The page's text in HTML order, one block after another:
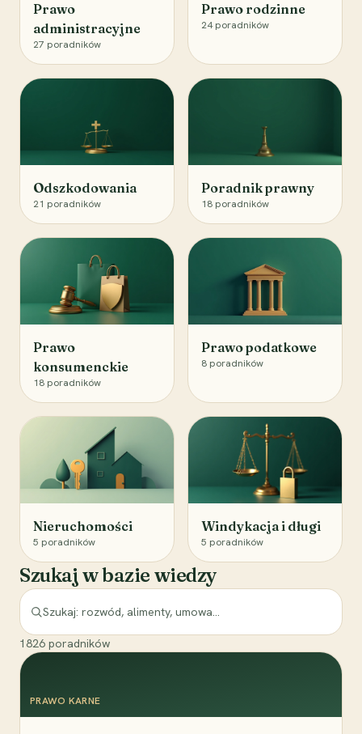
Prawo
administracyjne
27 poradników
Prawo rodzinne
24 poradników
Odszkodowania
21 poradników
Poradnik prawny
18 poradników
Prawo
konsumenckie
18 poradników
Prawo podatkowe
8 poradników
Nieruchomości
5 poradników
Windykacja i długi
5 poradników
Szukaj w bazie wiedzy
1826 poradników
PRAWO KARNE